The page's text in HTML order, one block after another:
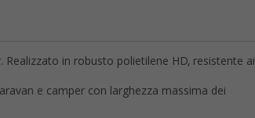
. Realizzato in robusto polietilene HD, resistente ai
e camper con larghezza massima dei